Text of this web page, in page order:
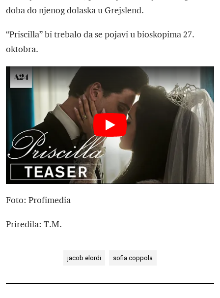
doba do njenog dolaska u Grejslend.
“Priscilla” bi trebalo da se pojavi u bioskopima 27.
oktobra.
Foto: Profimedia
Priredila: T.M.
jacob elordi sofia coppola